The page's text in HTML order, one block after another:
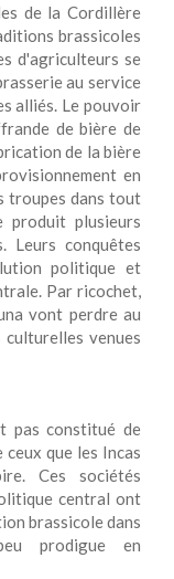
de la Cordillère
brassicoles
d'agriculteurs se
au service
alliés. Le pouvoir
de bière de
de la bière
en
troupes dans tout
produit plusieurs
Leurs conquêtes
politique et
Par ricochet,
vont perdre au
culturelles venues
pas constitué de
que les Incas
Ces sociétés
central ont
brassicole dans
prodigue en